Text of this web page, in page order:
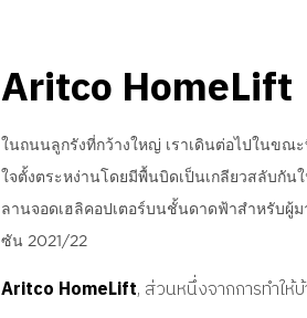
Aritco HomeLift
ในถนนลูกรังที่กว้างใหญ่ เราเดินต่อไปในขณ
ใจตั้งตระหง่านโดยมีพื้นบิดเป็นเกลียวสลับกั
ลานจอดเฮลิคอปเตอร์บนชั้นดาดฟ้าสำหรับผู้
ซัน 2021/22
Aritco HomeLift, ส่วนหนึ่งจากการทำใ